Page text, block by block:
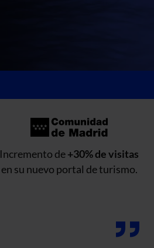
Incremento de+30% de visitas
en su nuevo portal de turismo.